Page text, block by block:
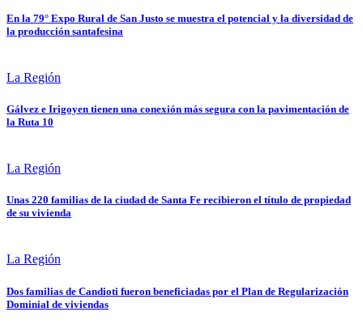
En la 79° Expo Rural de San Justo se muestra el potencial y la diversidad de
la producción santafesina
La Región
Gálvez e Irigoyen tienen una conexión más segura con la pavimentación de
la Ruta 10
La Región
Unas 220 familias de la ciudad de Santa Fe recibieron el título de propiedad
de su vivienda
La Región
Dos familias de Candioti fueron beneficiadas por el Plan de Regularización
Dominial de viviendas